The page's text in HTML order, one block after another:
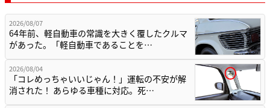
2026/08/07
64年前、軽自動車の常識を大きく覆したクルマ
があった。「軽自動車であることを…
2026/08/04
「コレめっちゃいいじゃん！」運転の不安が解
消された！ あらゆる車種に対応。死…